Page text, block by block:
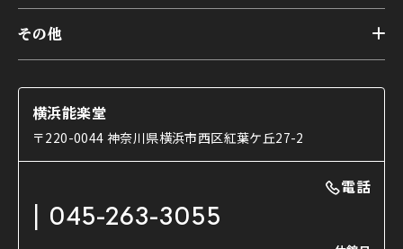
本舞台座席
交通アクセス
第二舞台
研修室
楽屋
ご利用の流れ
利用料金表
能舞台と演じ手
使用する道具
能・狂言の曲目説明
日本の古典芸能
その他
コラム
OTABISHO
チケット購入方法
横浜能楽堂
〒220-0044 神奈川県横浜市西区紅葉ケ丘27-2
電話
045-263-3055